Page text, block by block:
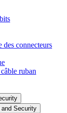
des connecteurs
ruban
and Security